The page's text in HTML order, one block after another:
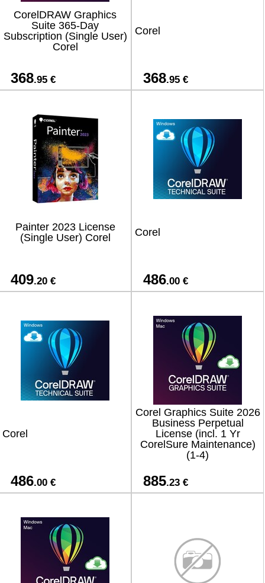
CorelDRAW Graphics
Suite 365-Day
Subscription (Single User)
Corel
368.95 €
Corel
368.95 €
Painter 2023 License
(Single User) Corel
409.20 €
Corel
486.00 €
Corel
486.00 €
Corel Graphics Suite 2026
Business Perpetual
License (incl. 1 Yr
CorelSure Maintenance)
(1-4)
885.23 €